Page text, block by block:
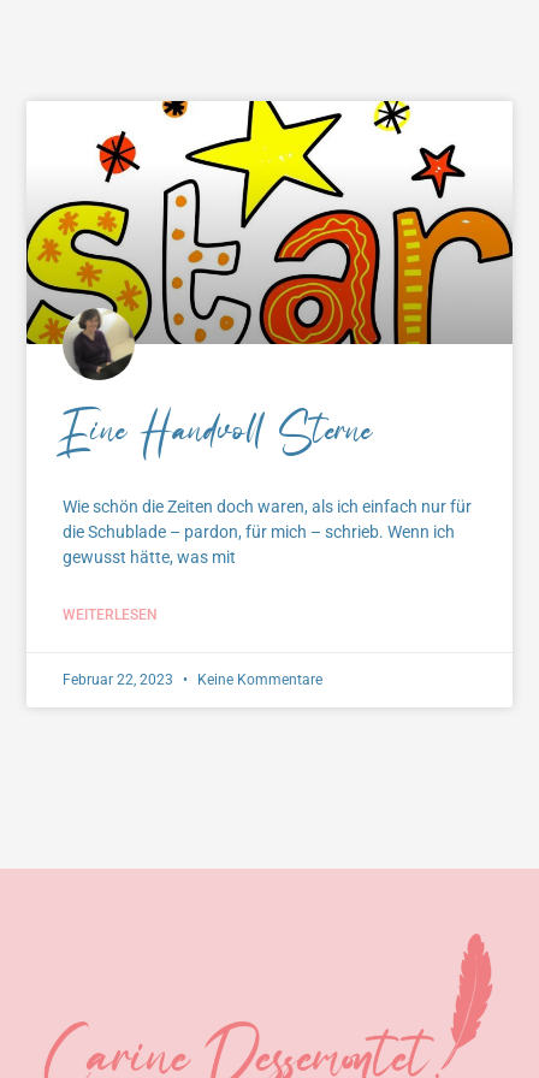
Eine Handvoll Sterne
Wie schön die Zeiten doch waren, als ich einfach nur für
die Schublade – pardon, für mich – schrieb. Wenn ich
gewusst hätte, was mit
WEITERLESEN
Februar 22, 2023 Keine Kommentare